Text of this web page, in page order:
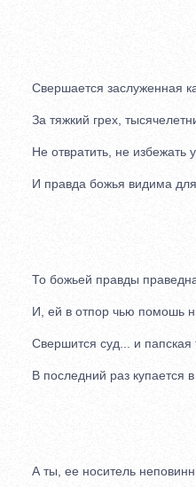
Свершается заслуженная
За тяжкий грех,
Не отвратить, не избежать
И правда божья видима для
То божьей правды
И, ей в отпор чью помошь
Свершится суд... и папская
В последний раз купается в
А ты, ее носитель